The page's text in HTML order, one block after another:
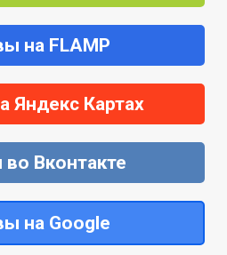
на FLAMP
Яндекс Картах
Вконтакте
на Google